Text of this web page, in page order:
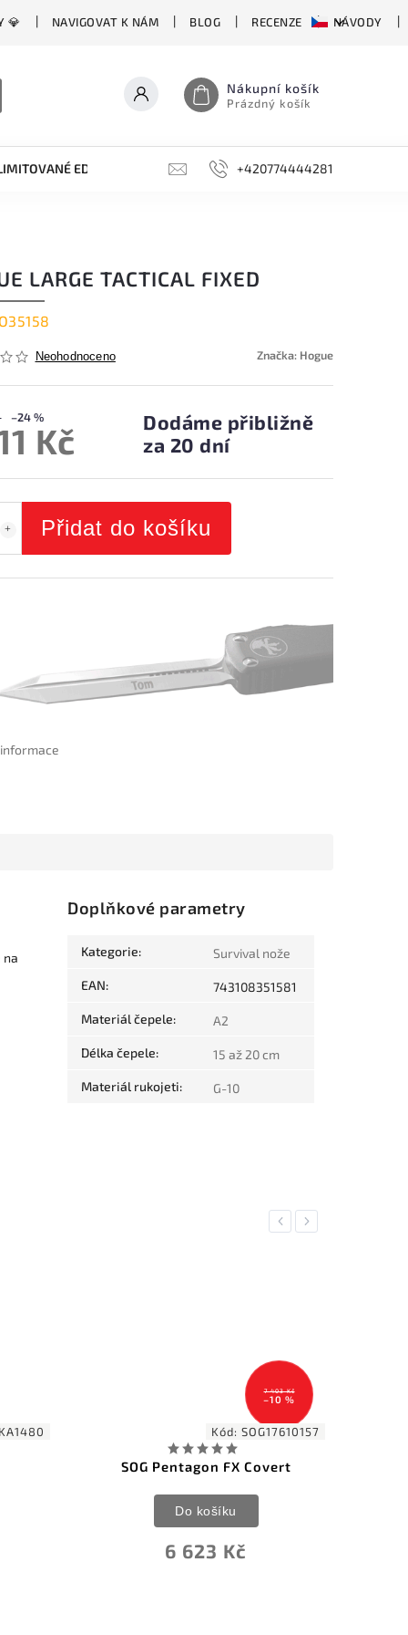
💎 NAVIGOVAT K NÁM BLOG RECENZE NÁVODY
Nákupní košík
Prázdný košík
EDICE BROUSKY, BRUSKY, OCÍLKY
+420774444281
LARGE TACTICAL FIXED
Neohodnoceno Značka: Hogue
–24 %
Kč
Dodáme přibližně
za 20 dní
Přidat do košíku
na
Doplňkové parametry
Kategorie: Survival nože
EAN: 743108351581
Materiál čepele: A2
Délka čepele: 15 až 20 cm
Materiál rukojeti: G-10
Previous
Kód:ZPKM10MBK
ZA-PAS M10M Fixed Blade
1 628 Kč
Do košíku
Next